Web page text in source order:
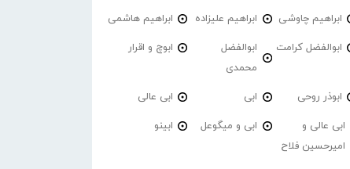
ابراهیم چاوشی ابراهیم علیزاده ابراهیم هاشمی
ابوالفضل کرامت
ابوالفضل
محمدی
ابوچ و اقرار
ابوذر روحی ابی ابی عالی
ابی عالی و
امیرحسین فلاح
ابی و میگوعل ابینو